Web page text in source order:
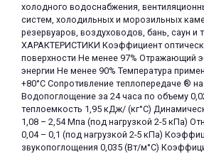
холодного водоснабжения,
систем, холодильных и морозильных
резервуаров, воздуховодов, бань, саун
ХАРАКТЕРИСТИКИ Коэффициент
поверхности Не менее 97% Отражающий
энергии Не менее 90% Температура
+80°С Сопротивление теплопередаче ®
Водопоглощение за 24 часа по объему
теплоемкость 1,95 кДж/ (кг°С)
1,08 – 2,54 Мпа (под нагрузкой 2-5 кПа)
0,04 – 0,1 (под нагрузкой 2-5 кПа)
звукопоглощения 0,035 (Bт/м°С)